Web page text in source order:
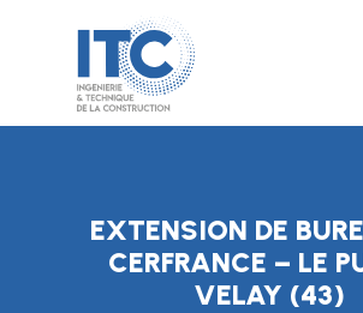
EXTENSION DE
CERFRANCE – LE
VELAY (43)